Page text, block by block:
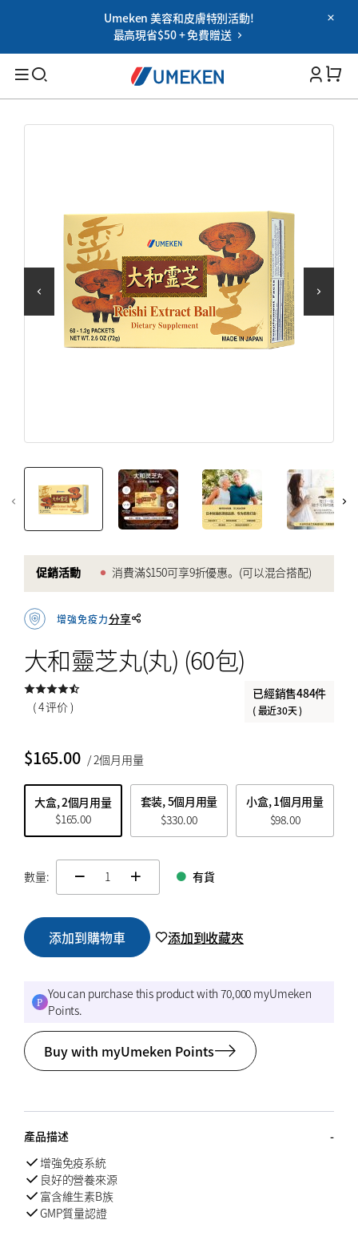
Umeken 美容和皮膚特別活動!
最高現省$50 + 免費贈送
促銷活動 消費滿$150可享9折優惠。(可以混合搭配)
增強免疫力分享
大和靈芝丸(丸) (60包)
( 4 评价 )
已經銷售484件
( 最近30天 )
$165.00 / 2個月用量
大盒, 2個月用量
$165.00
套装, 5個月用量
$330.00
小盒, 1個月用量
$98.00
數量: change quamtity 有貨
添加到購物車 添加到收藏夾
You can purchase this product with 70,000 myUmeken
Points.
Buy with myUmeken Points
產品描述
增強免疫系統
良好的營養來源
富含維生素B族
GMP質量認證
Google
用社交網登錄時的使用協議
优惠券
高達九折優惠
券
仅限在线
特别促销
myUmeken
Point
Filters
男性
女性
老年人
保健能力
美容和皮膚
心臟健康
骨及關節健康
化妆品 ／护肤品
家電產品
床具
BY PRICE
from price to price
搜索